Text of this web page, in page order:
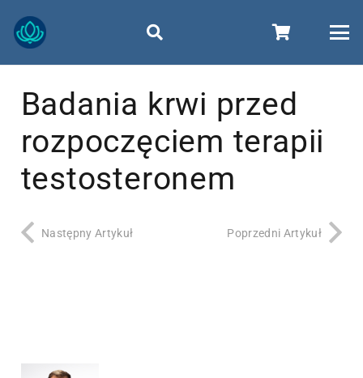
Badania krwi przed
rozpoczęciem terapii
testosteronem
Następny Artykuł Poprzedni Artykuł